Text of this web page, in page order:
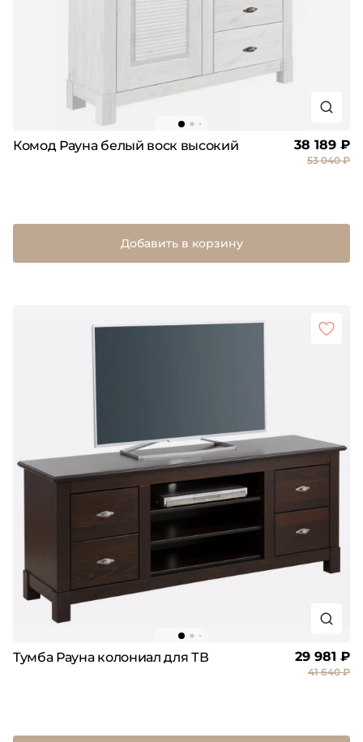
Комод Рауна белый воск высокий 38 189 ₽
53 040 ₽
Добавить в корзину
Тумба Рауна колониал для ТВ 29 981 ₽
41 640 ₽